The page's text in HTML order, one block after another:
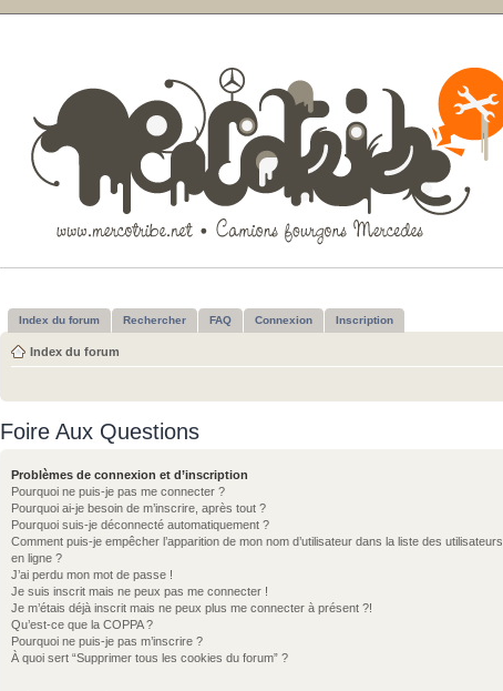
Index du forum Rechercher FAQ Connexion Inscription
Index du forum
Foire Aux Questions
Problèmes de connexion et d’inscription
Pourquoi ne puis-je pas me connecter ?
Pourquoi ai-je besoin de m’inscrire, après tout ?
Pourquoi suis-je déconnecté automatiquement ?
Comment puis-je empêcher l’apparition de mon nom d’utilisateur dans la liste des utilisateurs
en ligne ?
J’ai perdu mon mot de passe !
Je suis inscrit mais ne peux pas me connecter !
Je m’étais déjà inscrit mais ne peux plus me connecter à présent ?!
Qu’est-ce que la COPPA ?
Pourquoi ne puis-je pas m’inscrire ?
À quoi sert “Supprimer tous les cookies du forum” ?